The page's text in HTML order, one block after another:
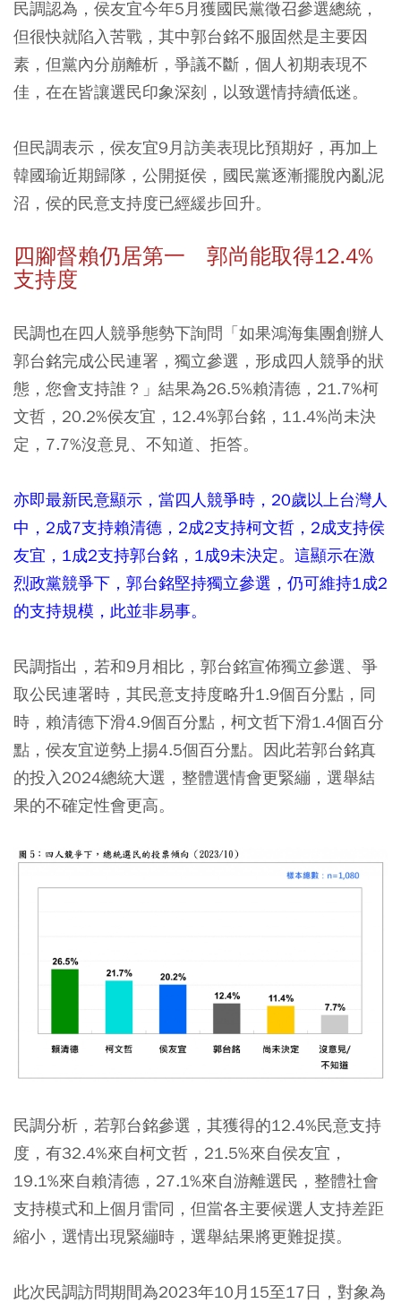
民調認為，侯友宜今年5月獲國民黨徵召參選總統，
但很快就陷入苦戰，其中郭台銘不服固然是主要因
素，但黨內分崩離析，爭議不斷，個人初期表現不
佳，在在皆讓選民印象深刻，以致選情持續低迷。
但民調表示，侯友宜9月訪美表現比預期好，再加上
韓國瑜近期歸隊，公開挺侯，國民黨逐漸擺脫內亂泥
沼，侯的民意支持度已經緩步回升。
四腳督賴仍居第一 郭尚能取得12.4%
支持度
民調也在四人競爭態勢下詢問「如果鴻海集團創辦人
郭台銘完成公民連署，獨立參選，形成四人競爭的狀
態，您會支持誰？」結果為26.5%賴清德，21.7%柯
文哲，20.2%侯友宜，12.4%郭台銘，11.4%尚未決
定，7.7%沒意見、不知道、拒答。
亦即最新民意顯示，當四人競爭時，20歲以上台灣人
中，2成7支持賴清德，2成2支持柯文哲，2成支持侯
友宜，1成2支持郭台銘，1成9未決定。這顯示在激
烈政黨競爭下，郭台銘堅持獨立參選，仍可維持1成2
的支持規模，此並非易事。
民調指出，若和9月相比，郭台銘宣佈獨立參選、爭
取公民連署時，其民意支持度略升1.9個百分點，同
時，賴清德下滑4.9個百分點，柯文哲下滑1.4個百分
點，侯友宜逆勢上揚4.5個百分點。因此若郭台銘真
的投入2024總統大選，整體選情會更緊繃，選舉結
果的不確定性會更高。
民調分析，若郭台銘參選，其獲得的12.4%民意支持
度，有32.4%來自柯文哲，21.5%來自侯友宜，
19.1%來自賴清德，27.1%來自游離選民，整體社會
支持模式和上個月雷同，但當各主要候選人支持差距
縮小，選情出現緊繃時，選舉結果將更難捉摸。
此次民調訪問期間為2023年10月15至17日，對象為